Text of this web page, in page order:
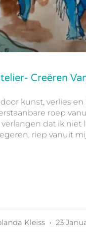
Creëren
kunst, verlies
roep
verlangen dat ik niet
riep vanuit
Kleiss 23